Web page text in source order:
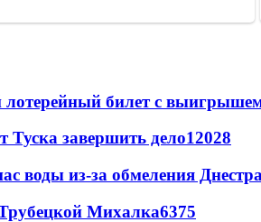
билет с
Туска завершить дело12028
воды из-за обмеления Днестра
Михалка6375